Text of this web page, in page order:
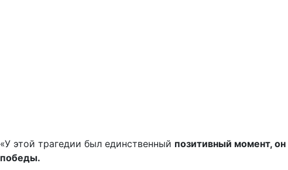
«У этой трагедии был единственный позитивный момент,
победы.